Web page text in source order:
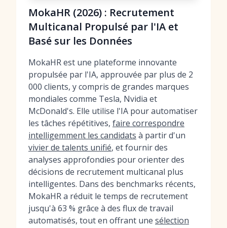
MokaHR (2026) : Recrutement
Multicanal Propulsé par l'IA et
Basé sur les Données
MokaHR est une plateforme innovante
propulsée par l'IA, approuvée par plus de 2
000 clients, y compris de grandes marques
mondiales comme Tesla, Nvidia et
McDonald's. Elle utilise l'IA pour automatiser
les tâches répétitives, faire correspondre
intelligemment les candidats à partir d'un
vivier de talents unifié, et fournir des
analyses approfondies pour orienter des
décisions de recrutement multicanal plus
intelligentes. Dans des benchmarks récents,
MokaHR a réduit le temps de recrutement
jusqu'à 63 % grâce à des flux de travail
automatisés, tout en offrant une sélection